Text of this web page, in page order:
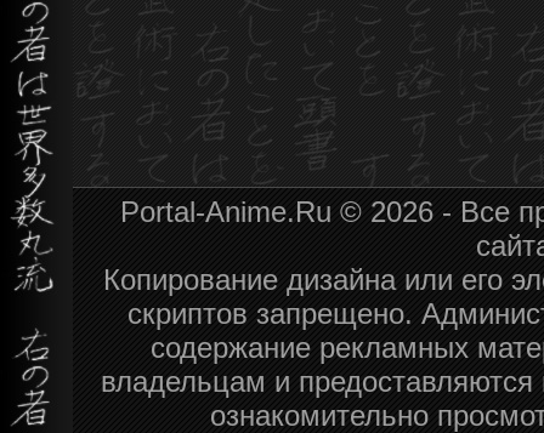
Portal-Anime.Ru © 2026 - Все
Копирование дизайна или его
скриптов запрещено.
содержание рекламных
владельцам и
ознакомительно